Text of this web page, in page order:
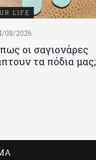
LIFE
08/2026
οι σαγιονάρες
τα πόδια μας;